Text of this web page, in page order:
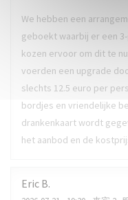
We hebben een
geboekt waarbij er een
kozen ervoor om dit te
voerden een upgrade
slechts 12.5 euro per
bordjes en vriendelijke
drankenkaart wordt
het aanbod en de
Eric B